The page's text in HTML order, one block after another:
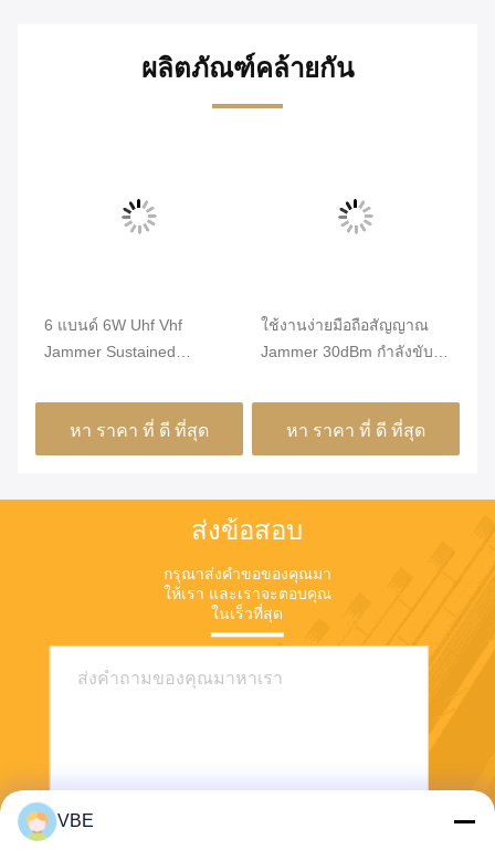
ผลิตภัณฑ์คล้ายกัน
6 แบนด์ 6W Uhf Vhf
Jammer Sustained
พอร์ตเอาต์พุต
หา ราคา ที่ ดี ที่สุด
ใช้งานง่ายมือถือสัญญาณ
Jammer 30dBm กำลังขับ
หา ราคา ที่ ดี ที่สุด
ส่งข้อสอบ
กรุณาส่งคําขอของคุณมา
ให้เรา และเราจะตอบคุณ
ในเร็วที่สุด
VBE